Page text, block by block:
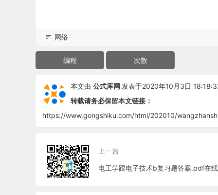
网络
编程 次数
本文由 公式库网 发表于2020年10月3日
转载请务必保留本文链接：
https://www.gongshiku.com/html/202010/
上一篇